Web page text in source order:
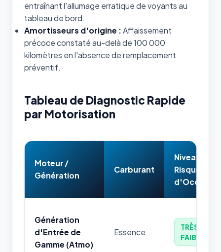
entraînant l'allumage erratique de voyants au
tableau de bord.
Amortisseurs d'origine :Affaissement
précoce constaté au-delà de 100 000
kilomètres en l'absence de remplacement
préventif.
Tableau de Diagnostic Rapide
par Motorisation
Moteur /
Génération
Carburant
Niveau de
Risque
d'Occasion
Génération
d'Entrée de
Gamme (Atmo)
Essence
TRÈS
FAIBLE